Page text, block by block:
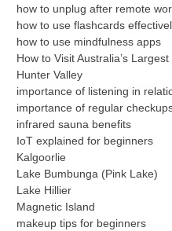
how to unplug after remote
how to use flashcards
how to use mindfulness apps
How to Visit Australia’s
Hunter Valley
importance of listening in
importance of regular
infrared sauna benefits
IoT explained for beginners
Kalgoorlie
Lake Bumbunga (Pink Lake)
Lake Hillier
Magnetic Island
makeup tips for beginners